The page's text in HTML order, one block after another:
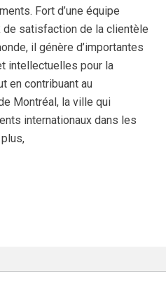
Fort d’une équipe
de satisfaction de la clientèle
il génère d’importantes
intellectuelles pour la
en contribuant au
Montréal, la ville qui
internationaux dans les